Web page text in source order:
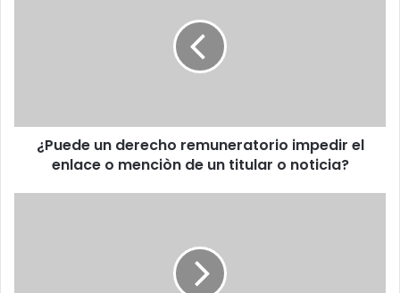
menciòn
¿Puede un derecho remuneratorio impedir el
enlace o menciòn de un titular o noticia?